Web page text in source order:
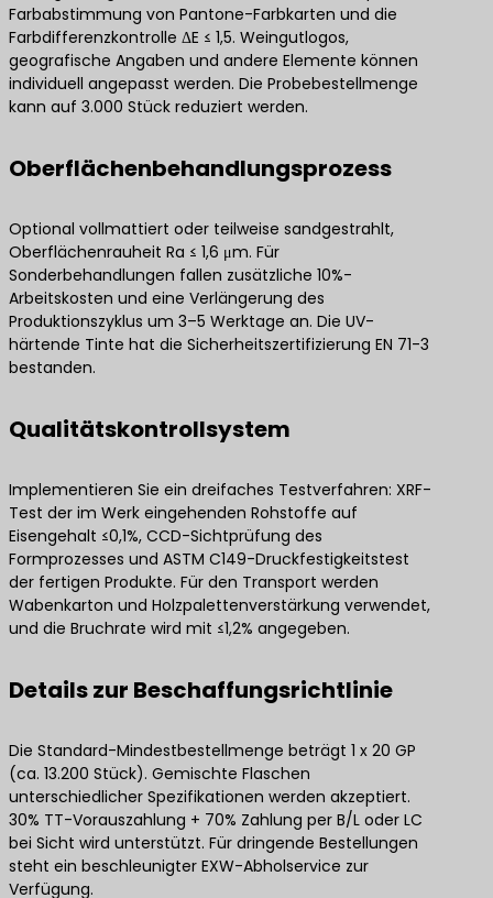
Farbabstimmung von Pantone-Farbkarten und die
Farbdifferenzkontrolle ΔE ≤ 1,5. Weingutlogos,
geografische Angaben und andere Elemente können
individuell angepasst werden. Die Probebestellmenge
kann auf 3.000 Stück reduziert werden.
Oberflächenbehandlungsprozess
Optional vollmattiert oder teilweise sandgestrahlt,
Oberflächenrauheit Ra ≤ 1,6 μm. Für
Sonderbehandlungen fallen zusätzliche 10%-
Arbeitskosten und eine Verlängerung des
Produktionszyklus um 3–5 Werktage an. Die UV-
härtende Tinte hat die Sicherheitszertifizierung EN 71-3
bestanden.
Qualitätskontrollsystem
Implementieren Sie ein dreifaches Testverfahren: XRF-
Test der im Werk eingehenden Rohstoffe auf
Eisengehalt ≤0,1%, CCD-Sichtprüfung des
Formprozesses und ASTM C149-Druckfestigkeitstest
der fertigen Produkte. Für den Transport werden
Wabenkarton und Holzpalettenverstärkung verwendet,
und die Bruchrate wird mit ≤1,2% angegeben.
Details zur Beschaffungsrichtlinie
Die Standard-Mindestbestellmenge beträgt 1 x 20 GP
(ca. 13.200 Stück). Gemischte Flaschen
unterschiedlicher Spezifikationen werden akzeptiert.
30% TT-Vorauszahlung + 70% Zahlung per B/L oder LC
bei Sicht wird unterstützt. Für dringende Bestellungen
steht ein beschleunigter EXW-Abholservice zur
Verfügung.